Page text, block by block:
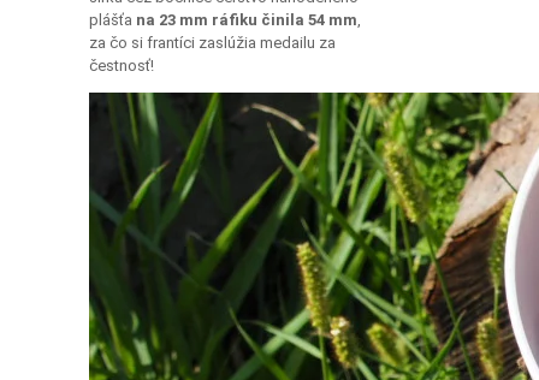
plášťa na 23 mm ráfiku činila 54 mm,
za čo si frantíci zaslúžia medailu za
čestnosť!